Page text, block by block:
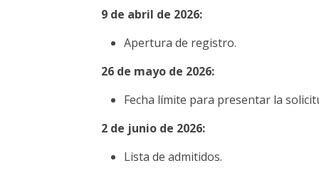
9 de abril de 2026:
Apertura de registro.
26 de mayo de 2026:
Fecha límite para presentar la
2 de junio de 2026:
Lista de admitidos.